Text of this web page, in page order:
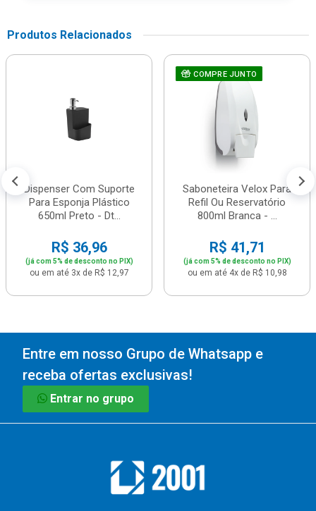
Produtos Relacionados
Dispenser Com Suporte
Para Esponja Plástico
650ml Preto - Dt...
R$ 36,96
(já com 5% de desconto no PIX)
ou em até 3x de R$ 12,97
COMPRE JUNTO
Saboneteira Velox Para
Refil Ou Reservatório
800ml Branca - ...
R$ 41,71
(já com 5% de desconto no PIX)
ou em até 4x de R$ 10,98
Entre em nosso Grupo de Whatsapp e
receba ofertas exclusivas!
Entrar no grupo